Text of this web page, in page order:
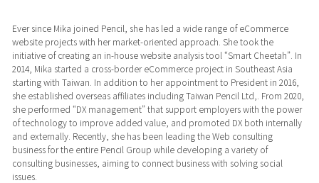
Ever since Mika joined Pencil, she has led a wide range of eCommerce
website projects with her market-oriented approach. She took the
initiative of creating an in-house website analysis tool “Smart Cheetah”. In
2014, Mika started a cross-border eCommerce project in Southeast Asia
starting with Taiwan. In addition to her appointment to President in 2016,
she established overseas affiliates including Taiwan Pencil Ltd,. From 2020,
she performed “DX management” that support employers with the power
of technology to improve added value, and promoted DX both internally
and externally. Recently, she has been leading the Web consulting
business for the entire Pencil Group while developing a variety of
consulting businesses, aiming to connect business with solving social
issues.